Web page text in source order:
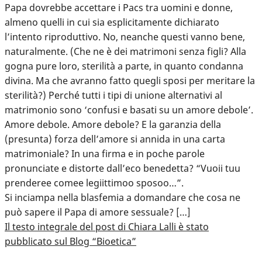
Papa dovrebbe accettare i Pacs tra uomini e donne,
almeno quelli in cui sia esplicitamente dichiarato
l’intento riproduttivo. No, neanche questi vanno bene,
naturalmente. (Che ne è dei matrimoni senza figli? Alla
gogna pure loro, sterilità a parte, in quanto condanna
divina. Ma che avranno fatto quegli sposi per meritare la
sterilità?) Perché tutti i tipi di unione alternativi al
matrimonio sono ‘confusi e basati su un amore debole’.
Amore debole. Amore debole? E la garanzia della
(presunta) forza dell’amore si annida in una carta
matrimoniale? In una firma e in poche parole
pronunciate e distorte dall’eco benedetta? “Vuoii tuu
prenderee comee legiittimoo sposoo…”.
Si inciampa nella blasfemia a domandare che cosa ne
può sapere il Papa di amore sessuale? […]
Il testo integrale del post di Chiara Lalli è stato
pubblicato sul Blog “Bioetica”